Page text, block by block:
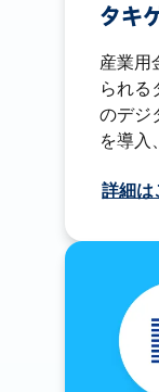
タキ
産業用
られる
のデジ
を導入
詳細は